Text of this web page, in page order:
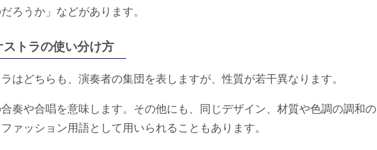
ろうか」などがあります。
トラの使い分け方
はどちらも、演奏者の集団を表しますが、性質が若干異なります。
奏や合唱を意味します。その他にも、同じデザイン、材質や色調の調和の
ァッション用語として用いられることもあります。